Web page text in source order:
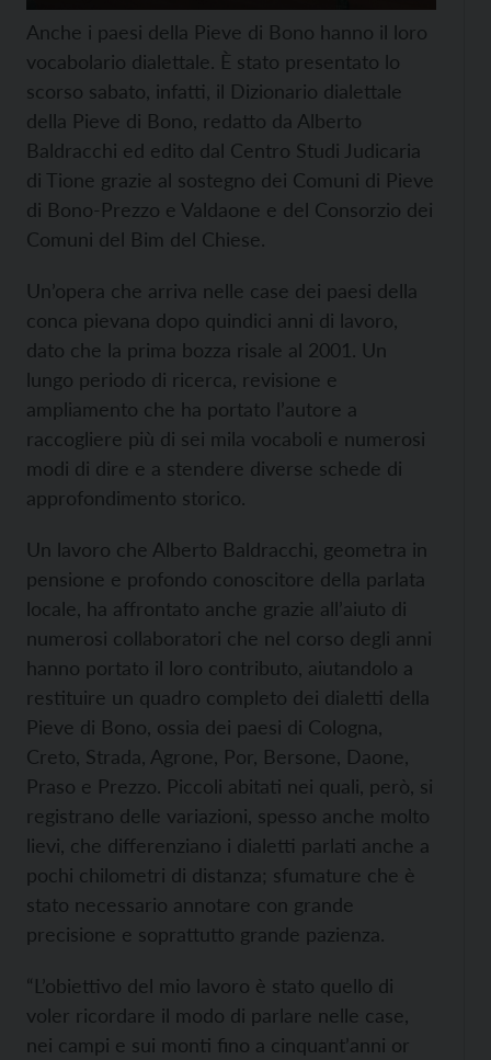
Anche i paesi della Pieve di Bono hanno il loro
vocabolario dialettale. È stato presentato lo
scorso sabato, infatti, il Dizionario dialettale
della Pieve di Bono, redatto da Alberto
Baldracchi ed edito dal Centro Studi Judicaria
di Tione grazie al sostegno dei Comuni di Pieve
di Bono-Prezzo e Valdaone e del Consorzio dei
Comuni del Bim del Chiese.
Un’opera che arriva nelle case dei paesi della
conca pievana dopo quindici anni di lavoro,
dato che la prima bozza risale al 2001. Un
lungo periodo di ricerca, revisione e
ampliamento che ha portato l’autore a
raccogliere più di sei mila vocaboli e numerosi
modi di dire e a stendere diverse schede di
approfondimento storico.
Un lavoro che Alberto Baldracchi, geometra in
pensione e profondo conoscitore della parlata
locale, ha affrontato anche grazie all’aiuto di
numerosi collaboratori che nel corso degli anni
hanno portato il loro contributo, aiutandolo a
restituire un quadro completo dei dialetti della
Pieve di Bono, ossia dei paesi di Cologna,
Creto, Strada, Agrone, Por, Bersone, Daone,
Praso e Prezzo. Piccoli abitati nei quali, però, si
registrano delle variazioni, spesso anche molto
lievi, che differenziano i dialetti parlati anche a
pochi chilometri di distanza; sfumature che è
stato necessario annotare con grande
precisione e soprattutto grande pazienza.
“L’obiettivo del mio lavoro è stato quello di
voler ricordare il modo di parlare nelle case,
nei campi e sui monti fino a cinquant’anni or